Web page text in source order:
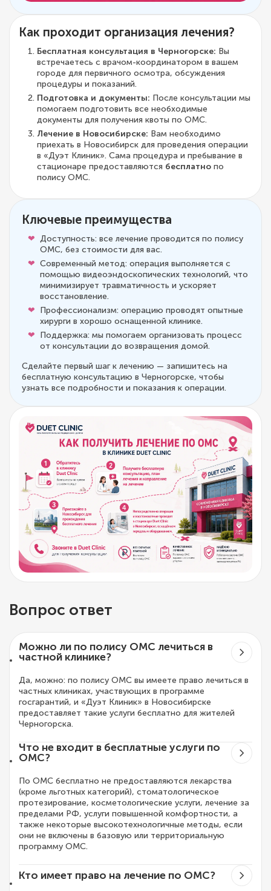
Как проходит организация лечения?
Бесплатная консультация в Черногорске: Вы
встречаетесь с врачом-координатором в вашем
городе для первичного осмотра, обсуждения
процедуры и показаний.
Подготовка и документы: После консультации мы
помогаем подготовить все необходимые
документы для получения квоты по ОМС.
Лечение в Новосибирске: Вам необходимо
приехать в Новосибирск для проведения операции
в «Дуэт Клиник». Сама процедура и пребывание в
стационаре предоставляются бесплатно по
полису ОМС.
Ключевые преимущества
Доступность: все лечение проводится по полису
ОМС, без стоимости для вас.
Современный метод: операция выполняется с
помощью видеоэндоскопических технологий, что
минимизирует травматичность и ускоряет
восстановление.
Профессионализм: операцию проводят опытные
хирурги в хорошо оснащенной клинике.
Поддержка: мы помогаем организовать процесс
от консультации до возвращения домой.
Сделайте первый шаг к лечению — запишитесь на
бесплатную консультацию в Черногорске, чтобы
узнать все подробности и показания к операции.
Вопрос ответ
Можно ли по полису ОМС лечиться в
частной клинике?
Да, можно: по полису ОМС вы имеете право лечиться в
частных клиниках, участвующих в программе
госгарантий, и «Дуэт Клиник» в Новосибирске
предоставляет такие услуги бесплатно для жителей
Черногорска.
Что не входит в бесплатные услуги по
ОМС?
По ОМС бесплатно не предоставляются лекарства
(кроме льготных категорий), стоматологическое
протезирование, косметологические услуги, лечение за
пределами РФ, услуги повышенной комфортности, а
также некоторые высокотехнологичные методы, если
они не включены в базовую или территориальную
программу ОМС.
Кто имеет право на лечение по ОМС?